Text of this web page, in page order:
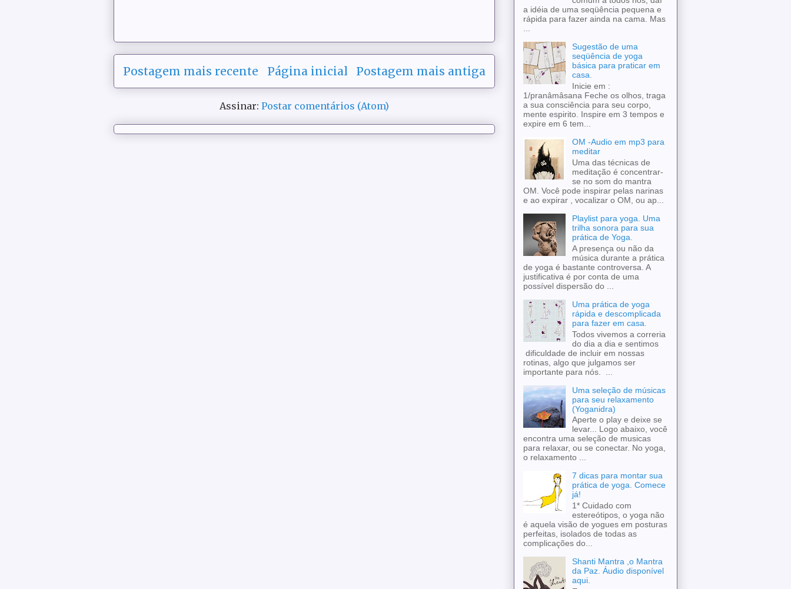
Postagem mais recente Postagem mais antiga
Página inicial
Assinar: Postar comentários (Atom)
a idéia de uma seqüência pequena e
rápida para fazer ainda na cama. Mas
...
Sugestão de uma
seqüência de yoga
básica para praticar em
casa.
Inicie em :
1/pranâmâsana Feche os olhos, traga
a sua consciência para seu corpo,
mente espirito. Inspire em 3 tempos e
expire em 6 tem...
OM -Audio em mp3 para
meditar
Uma das técnicas de
meditação é concentrar-
se no som do mantra
OM. Você pode inspirar pelas narinas
e ao expirar , vocalizar o OM, ou ap...
Playlist para yoga. Uma
trilha sonora para sua
prática de Yoga.
A presença ou não da
música durante a prática
de yoga é bastante controversa. A
justificativa é por conta de uma
possível dispersão do ...
Uma prática de yoga
rápida e descomplicada
para fazer em casa.
Todos vivemos a correria
do dia a dia e sentimos
dificuldade de incluir em nossas
rotinas, algo que julgamos ser
importante para nós. ...
Uma seleção de músicas
para seu relaxamento
(Yoganidra)
Aperte o play e deixe se
levar... Logo abaixo, você
encontra uma seleção de musicas
para relaxar, ou se conectar. No yoga,
o relaxamento ...
7 dicas para montar sua
prática de yoga. Comece
já!
1* Cuidado com
estereótipos, o yoga não
é aquela visão de yogues em posturas
perfeitas, isolados de todas as
complicações do...
Shanti Mantra ,o Mantra
da Paz. Áudio disponível
aqui.